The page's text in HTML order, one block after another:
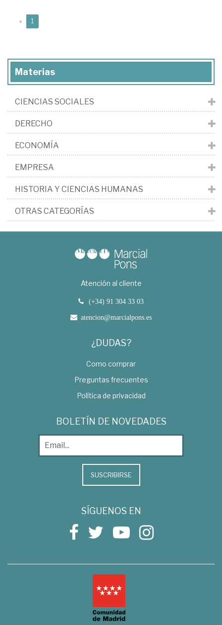
« 1
Materias
CIENCIAS SOCIALES
DERECHO
ECONOMÍA
EMPRESA
HISTORIA Y CIENCIAS HUMANAS
OTRAS CATEGORÍAS
Atención al cliente
(+34) 91 304 33 03
atencion@marcialpons.es
¿DUDAS?
Como comprar
Preguntas frecuentes
Política de privacidad
BOLETÍN DE NOVEDADES
SUSCRIBIRSE
SÍGUENOS EN